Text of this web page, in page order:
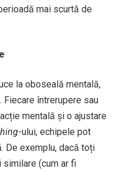
mai scurtă de
la oboseală mentală,
întrerupere sau
mentală și o ajustare
-ului, echipele pot
De exemplu, dacă toți
(cum ar fi